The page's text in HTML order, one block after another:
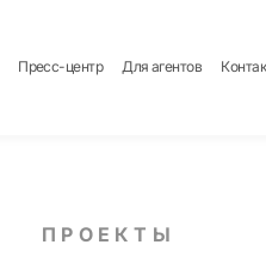
Пресс-центр Для агентов
ПРОЕКТЫ